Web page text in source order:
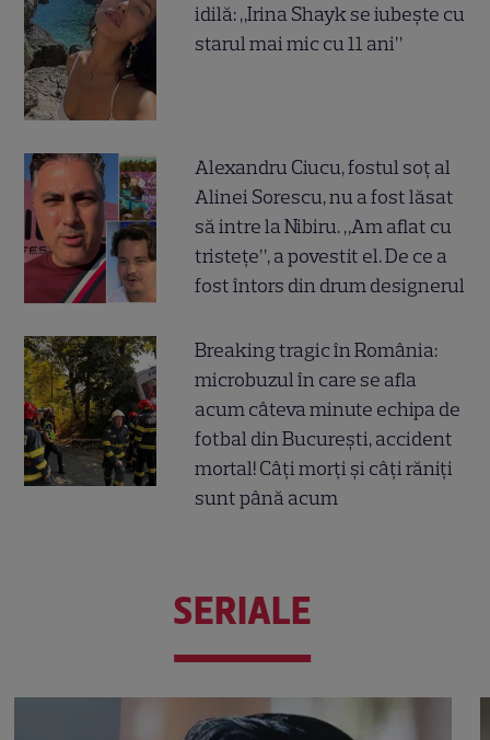
idilă: „Irina Shayk se iubește cu
starul mai mic cu 11 ani”
Alexandru Ciucu, fostul soț al
Alinei Sorescu, nu a fost lăsat
să intre la Nibiru. „Am aflat cu
tristețe”, a povestit el. De ce a
fost întors din drum designerul
Breaking tragic în România:
microbuzul în care se afla
acum câteva minute echipa de
fotbal din București, accident
mortal! Câți morți și câți răniți
sunt până acum
SERIALE